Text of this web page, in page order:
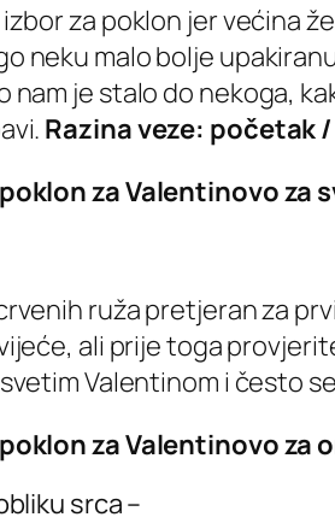
za poklon jer većina
neku malo bolje
nam je stalo do nekoga,
Razina veze: početak
poklon za Valentinovo za
ruža pretjeran za
ali prije toga
Valentinom i često
poklon za Valentinovo za
srca –